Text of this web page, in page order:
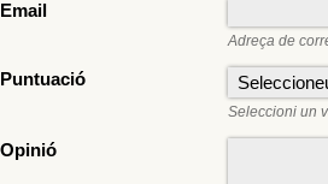
Email
Adreça de
Puntuació
Seleccioni un
Opinió